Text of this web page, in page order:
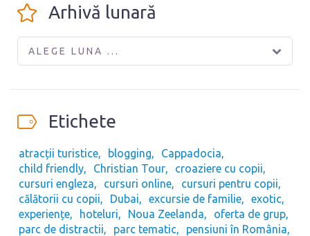
Arhivă lunară
ALEGE LUNA ...
Etichete
atracții turistice blogging
Cappadocia
child friendly
Christian Tour
croaziere cu copii
cursuri engleza
cursuri online
cursuri pentru copii
călătorii cu copii
Dubai excursie de familie
exotic
experiențe
hoteluri Noua Zeelanda
oferta de grup
parc de distractii
parc tematic
pensiuni în România